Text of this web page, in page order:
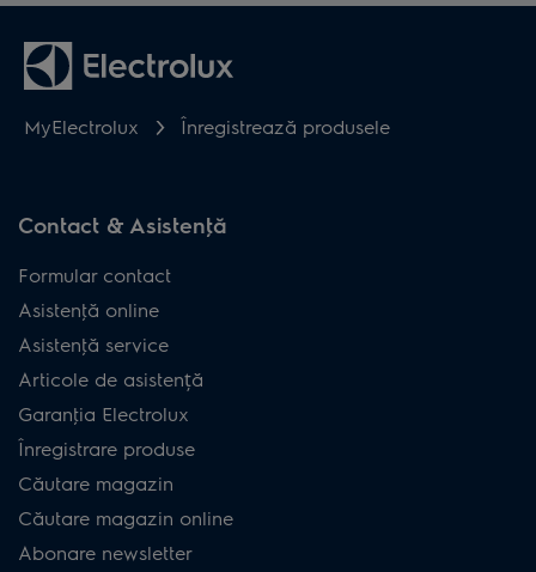
MyElectrolux Înregistrează produsele
Contact & Asistenţă
Formular contact
Asistenţă online
Asistenţă service
Articole de asistență
Garanţia Electrolux
Înregistrare produse
Căutare magazin
Căutare magazin online
Abonare newsletter